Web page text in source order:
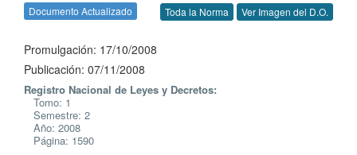
Documento Actualizado Toda la Norma Ver Imagen del D.O.
Promulgación: 17/10/2008
Publicación: 07/11/2008
Registro Nacional de Leyes y Decretos:
Tomo: 1
Semestre: 2
Año: 2008
Página: 1590